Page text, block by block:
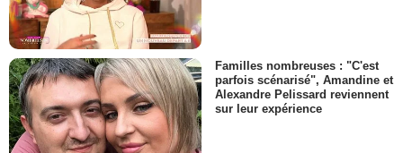
Familles nombreuses : "C'est
parfois scénarisé", Amandine et
Alexandre Pelissard reviennent
sur leur expérience